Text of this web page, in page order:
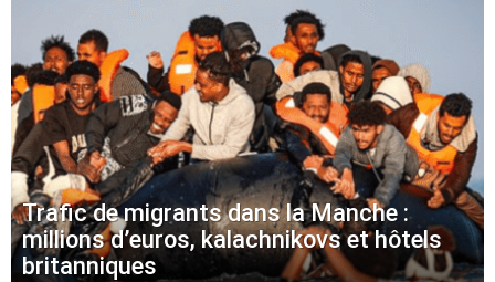
Trafic de migrants dans la Manche :
millions d’euros, kalachnikovs et hôtels
britanniques